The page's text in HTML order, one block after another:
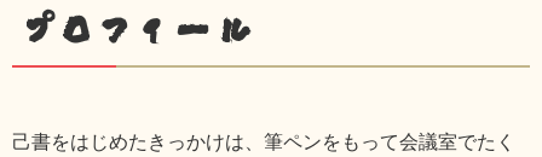
プロフィール
己書をはじめたきっかけは、筆ペンをもって会議室でたく